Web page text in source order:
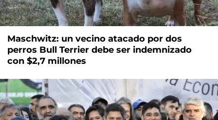
Maschwitz: un vecino atacado por dos
perros Bull Terrier debe ser indemnizado
con $2,7 millones